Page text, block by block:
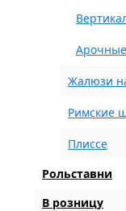
Жалюзи
Римские
Плиссе
Рольставни
В розницу